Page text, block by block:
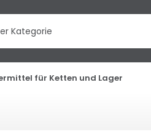
für Ketten und Lager